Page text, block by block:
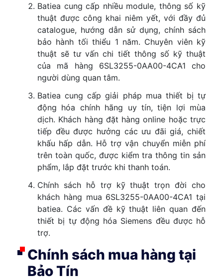
Batiea cung cấp nhiều module, thông số kỹ
thuật được công khai niêm yết, với đầy đủ
catalogue, hướng dẫn sử dụng, chính sách
bảo hành tối thiểu 1 năm. Chuyên viên kỹ
thuật sẽ tư vấn chi tiết thông số kỹ thuật
của mã hàng 6SL3255-0AA00-4CA1 cho
người dùng quan tâm.
Batiea cung cấp giải pháp mua thiết bị tự
động hóa chính hãng uy tín, tiện lợi mùa
dịch. Khách hàng đặt hàng online hoặc trực
tiếp đều được hưởng các ưu đãi giá, chiết
khấu hấp dẫn. Hỗ trợ vận chuyển miễn phí
trên toàn quốc, được kiểm tra thông tin sản
phẩm, lắp đặt trước khi thanh toán.
Chính sách hỗ trợ kỹ thuật trọn đời cho
khách hàng mua 6SL3255-0AA00-4CA1 tại
batiea. Các vấn đề kỹ thuật liên quan đến
thiết bị tự động hóa Siemens đều được hỗ
trợ.
Chính sách mua hàng tại
Bảo Tín